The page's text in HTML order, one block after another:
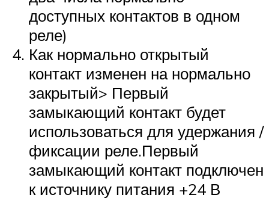
доступных контактов в одном
реле)
Как нормально открытый
контакт изменен на нормально
закрытый> Первый
замыкающий контакт будет
использоваться для удержания /
фиксации реле.Первый
замыкающий контакт подключен
к источнику питания +24 В